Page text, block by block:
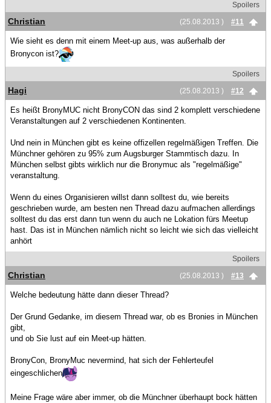
Spoilers
(25.08.2013 )
#11
Christian
Wie sieht es denn mit einem Meet-up aus, was außerhalb der
Bronycon ist?
Spoilers
(25.08.2013 )
#12
Hagi
Es heißt BronyMUC nicht BronyCON das sind 2 komplett verschiedene
Veranstaltungen auf 2 verschiedenen Kontinenten.
Und nein in München gibt es keine offizellen regelmäßigen Treffen. Die
Münchner gehören zu 95% zum Augsburger Stammtisch dazu. In
München selbst gibts wirklich nur die Bronymuc als "regelmäßige"
veranstaltung.
Wenn du eines Organisieren willst dann solltest du, wie bereits
geschrieben wurde, am besten nen Thread dazu aufmachen allerdings
solltest du das erst dann tun wenn du auch ne Lokation fürs Meetup
hast. Das ist in München nämlich nicht so leicht wie sich das vielleicht
anhört
Spoilers
(25.08.2013 )
#13
Christian
Welche bedeutung hätte dann dieser Thread?
Der Grund Gedanke, im diesem Thread war, ob es Bronies in München
gibt,
und ob Sie lust auf ein Meet-up hätten.
BronyCon, BronyMuc nevermind, hat sich der Fehlerteufel
eingeschlichen
Meine Frage wäre aber immer, ob die Münchner überhaupt bock hätten